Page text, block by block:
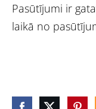
Pasūtījumi ir
laikā no